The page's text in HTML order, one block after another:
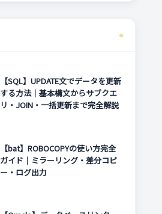
【SQL】UPDATE文でデータを更新
する方法｜基本構文からサブクエ
リ・JOIN・一括更新まで完全解説
【bat】ROBOCOPYの使い方完全
ガイド｜ミラーリング・差分コピ
ー・ログ出力